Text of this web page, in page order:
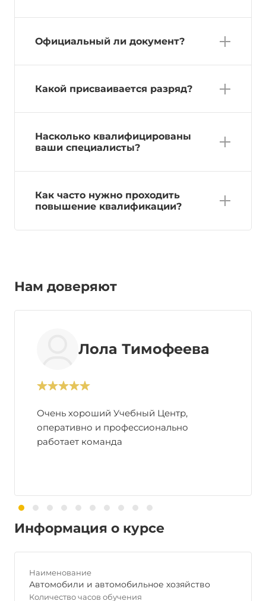
Официальный ли документ?
Какой присваивается разряд?
Насколько квалифицированы
ваши специалисты?
Как часто нужно проходить
повышение квалификации?
Нам доверяют
Лола Тимофеева
Очень хороший Учебный Центр,
оперативно и профессионально
работает команда
Информация о курсе
Наименование
Автомобили и автомобильное хозяйство
Количество часов обучения